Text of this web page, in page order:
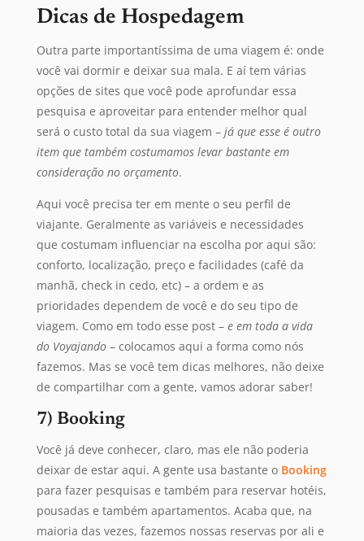
Dicas de Hospedagem
Outra parte importantíssima de uma viagem é: onde
você vai dormir e deixar sua mala. E aí tem várias
opções de sites que você pode aprofundar essa
pesquisa e aproveitar para entender melhor qual
será o custo total da sua viagem – já que esse é outro
item que também costumamos levar bastante em
consideração no orçamento.
Aqui você precisa ter em mente o seu perfil de
viajante. Geralmente as variáveis e necessidades
que costumam influenciar na escolha por aqui são:
conforto, localização, preço e facilidades (café da
manhã, check in cedo, etc) – a ordem e as
prioridades dependem de você e do seu tipo de
viagem. Como em todo esse post – e em toda a vida
do Voyajando– colocamos aqui a forma como nós
fazemos. Mas se você tem dicas melhores, não deixe
de compartilhar com a gente, vamos adorar saber!
7) Booking
Você já deve conhecer, claro, mas ele não poderia
deixar de estar aqui. A gente usa bastante o Booking
para fazer pesquisas e também para reservar hotéis,
pousadas e também apartamentos. Acaba que, na
maioria das vezes, fazemos nossas reservas por ali e